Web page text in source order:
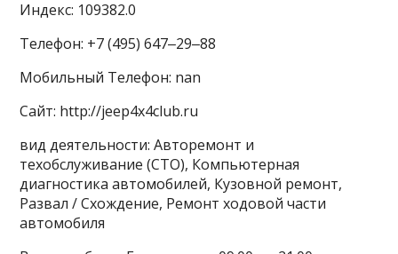
Индекс: 109382.0
Телефон: +7 (495) 647‒29‒88
Мобильный Телефон: nan
Сайт: http://jeep4x4club.ru
вид деятельности: Авторемонт и
техобслуживание (СТО), Компьютерная
диагностика автомобилей, Кузовной ремонт,
Развал / Схождение, Ремонт ходовой части
автомобиля